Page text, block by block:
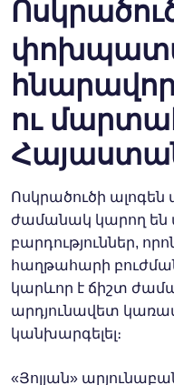
ու
Ոսկրածուծի
ժամանակ կարող
բարդություններ,
հաղթահարի
կարևոր է ճիշտ
արդյունավետ
կանխարգելել։
«Յոլյան»